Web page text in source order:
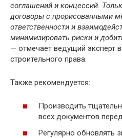
соглашений и концессий.
договоры с прорисованными
ответственности и
минимизировать риски и
— отмечает ведущий эксперт
строительного права.
Также рекомендуется:
Производить
всех документов
Регулярно обновлять